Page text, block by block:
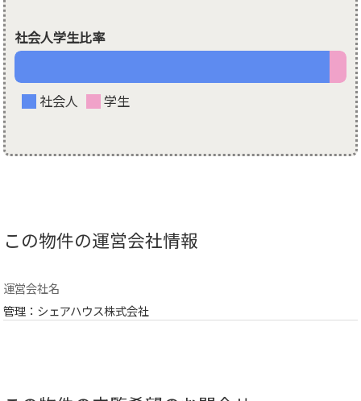
社会人学生比率
社会人 学生
この物件の運営会社情報
運営会社名
管理：シェアハウス株式会社